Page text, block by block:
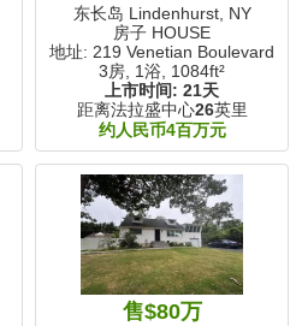
东长岛 Lindenhurst, NY
房子 HOUSE
地址: 219 Venetian Boulevard
3房, 1浴, 1084ft²
上市时间: 21天
距离法拉盛中心26英里
约人民币4百万元
售$80万